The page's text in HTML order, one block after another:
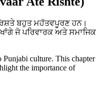
ਬਹੁਤ ਮਹੱਤਵਪੂਰਣ ਹਨ।
ਜੋ ਪਰਿਵਾਰਕ ਅਤੇ ਸਮਾਜਿਕ
Punjabi culture. This chapter
the importance of